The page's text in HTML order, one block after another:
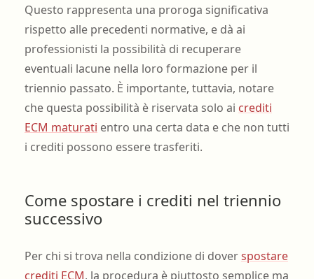
Questo rappresenta una proroga significativa
rispetto alle precedenti normative, e dà ai
professionisti la possibilità di recuperare
eventuali lacune nella loro formazione per il
triennio passato. È importante, tuttavia, notare
che questa possibilità è riservata solo ai crediti
ECM maturati entro una certa data e che non tutti
i crediti possono essere trasferiti.
Come spostare i crediti nel triennio
successivo
Per chi si trova nella condizione di doverspostare
crediti ECM, la procedura è piuttosto semplice ma